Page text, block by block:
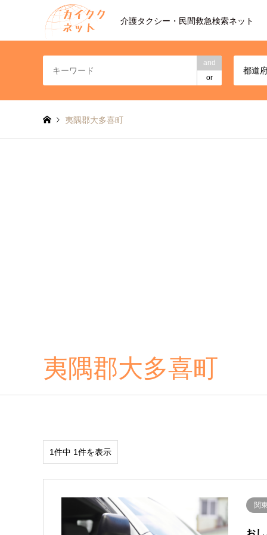
介護タクシー・民間救急検索ネット
and
or
都道
夷隅郡大多喜町
夷隅郡大多喜町
1件中 1件を表示
関
お